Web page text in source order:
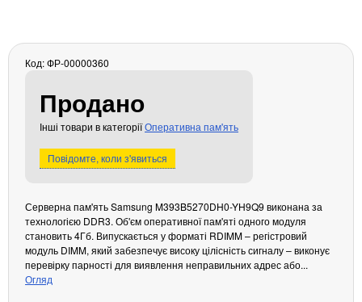
Мережеві карти
Кабелі та роз'єми
Аксесуари
Хаби і кардридери
Фильтри та стабілізатори
Кабелі, роз'єми, перехідники
Аксесуари для ноутбуків
Акумулятори
Зовнішні блоки живлення
Код: ФР-00000360
Продано
Інші товари в категоріїОперативна пам'ять
Повідомте, коли з'явиться
Серверна пам'ять Samsung M393B5270DH0-YH9Q9 виконана за
технологією DDR3. Об'єм оперативної пам'яті одного модуля
становить 4Гб. Випускається у форматі RDIMM – регістровий
модуль DIMM, який забезпечує високу цілісність сигналу – виконує
перевірку парності для виявлення неправильних адрес або...
Огляд